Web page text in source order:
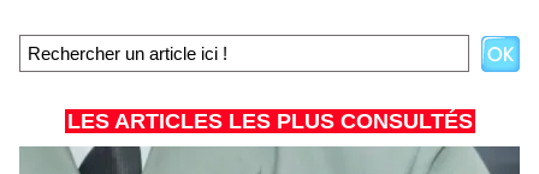
LES ARTICLES LES PLUS CONSULTÉS